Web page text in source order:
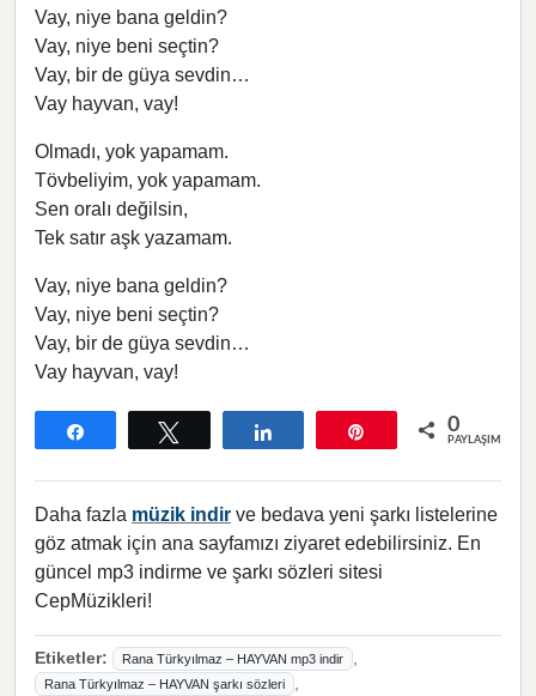
Vay, niye bana geldin?
Vay, niye beni seçtin?
Vay, bir de güya sevdin…
Vay hayvan, vay!
Olmadı, yok yapamam.
Tövbeliyim, yok yapamam.
Sen oralı değilsin,
Tek satır aşk yazamam.
Vay, niye bana geldin?
Vay, niye beni seçtin?
Vay, bir de güya sevdin…
Vay hayvan, vay!
0
PAYLAŞIMLAR
Daha fazla müzik indir ve bedava yeni şarkı listelerine
göz atmak için ana sayfamızı ziyaret edebilirsiniz. En
güncel mp3 indirme ve şarkı sözleri sitesi
CepMüzikleri!
Etiketler: Rana Türkyılmaz – HAYVAN mp3 indir
Rana Türkyılmaz – HAYVAN şarkı sözleri